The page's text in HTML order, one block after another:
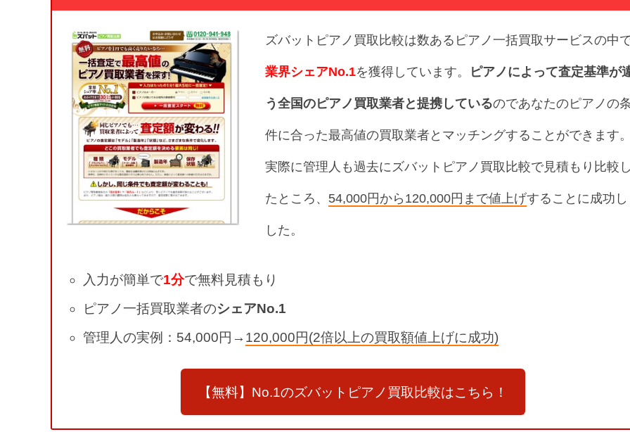
ズバットピアノ買取比較は数あるピアノ一括買取サービスの中
業界シェアNo.1を獲得しています。 ピアノによって査定基準が
う全国のピアノ買取業者と提携しているのであなたのピアノの
件に合った最高値の買取業者とマッチングすることができます
実際に管理人も過去にズバットピアノ買取比較で見積もり比較
たところ、 54,000円から120,000円まで値上げすることに成功し
した。
入力が簡単で1分で無料見積もり
ピアノ一括買取業者のシェアNo.1
管理人の実例：54,000円→ 120,000円(2倍以上の買取額値上げに成功)
【無料】No.1のズバットピアノ買取比較はこちら！